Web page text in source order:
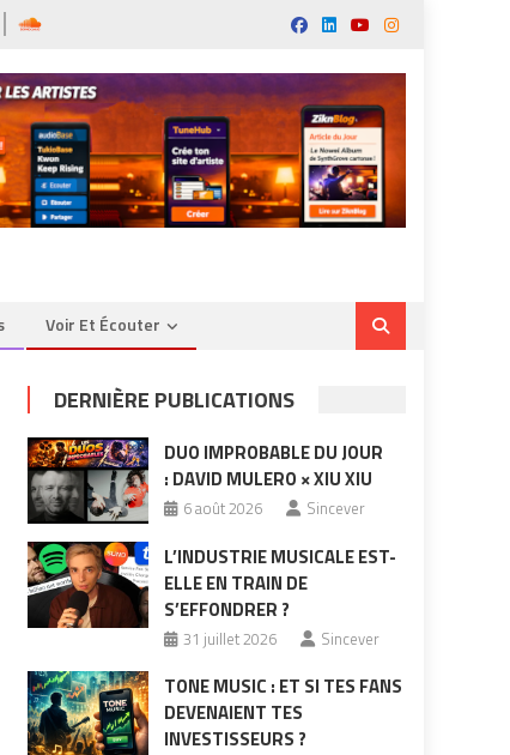
Voir Et Écouter
DERNIÈRE PUBLICATIONS
DUO IMPROBABLE DU JOUR
: DAVID MULERO × XIU XIU
6 août 2026 Sincever
L’INDUSTRIE MUSICALE EST-
ELLE EN TRAIN DE
S’EFFONDRER ?
31 juillet 2026 Sincever
TONE MUSIC : ET SI TES FANS
DEVENAIENT TES
INVESTISSEURS ?